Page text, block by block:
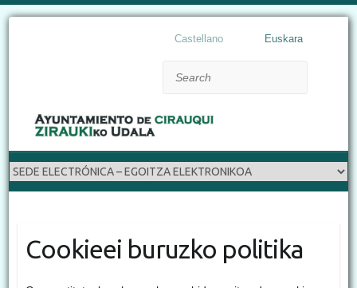
Castellano Euskara
Cookieei buruzko politika